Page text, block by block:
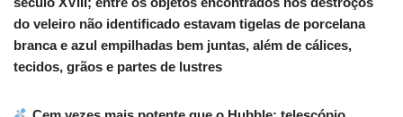
do veleiro não identificado estavam tigelas de porcelana
branca e azul empilhadas bem juntas, além de cálices,
tecidos, grãos e partes de lustres